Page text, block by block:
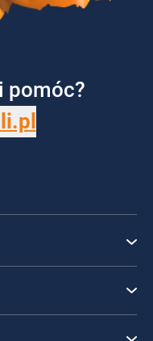
pomóc?